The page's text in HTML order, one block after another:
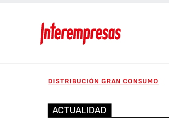
DISTRIBUCIÓN GRAN CONSUMO
ACTUALIDAD